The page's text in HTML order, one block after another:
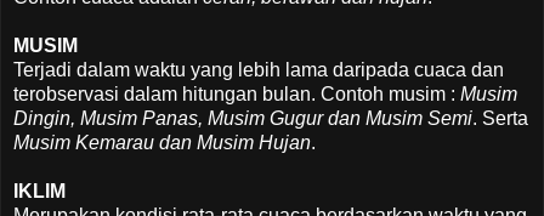
MUSIM
Terjadi dalam waktu yang lebih lama daripada cuaca dan
terobservasi dalam hitungan bulan. Contoh musim : Musim
Dingin, Musim Panas, Musim Gugur dan Musim Semi. Serta
Musim Kemarau dan Musim Hujan.
IKLIM